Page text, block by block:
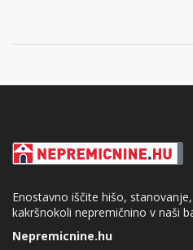
Enostavno iščite hišo,
kakršnokoli nepremičnino v naši
Nepremicnine.hu